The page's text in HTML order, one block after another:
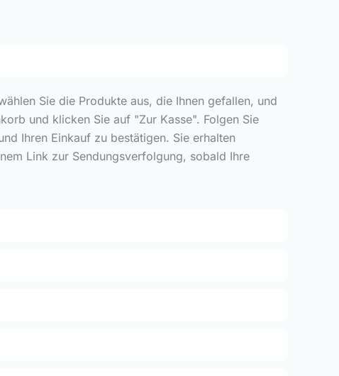
Sie die Produkte aus, die Ihnen gefallen, und
und klicken Sie auf "Zur Kasse". Folgen Sie
Ihren Einkauf zu bestätigen. Sie erhalten
Link zur Sendungsverfolgung, sobald Ihre